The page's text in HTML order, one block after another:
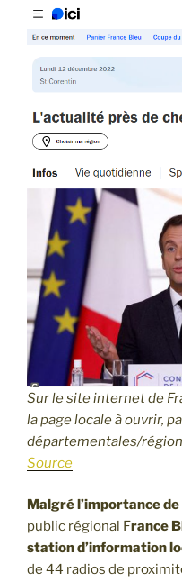
Sur le site internet de
la page locale à ouvrir,
départementales/
Source
Malgré l’importance
public régional France
station d’information
de 44 radios de